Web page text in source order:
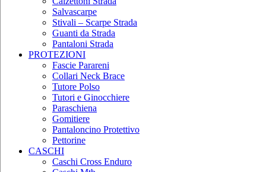
Salvascarpe
Stivali – Scarpe Strada
Guanti da Strada
Pantaloni Strada
PROTEZIONI
Fascie Parareni
Collari Neck Brace
Tutore Polso
Tutori e Ginocchiere
Paraschiena
Gomitiere
Pantaloncino Protettivo
Pettorine
CASCHI
Caschi Cross Enduro